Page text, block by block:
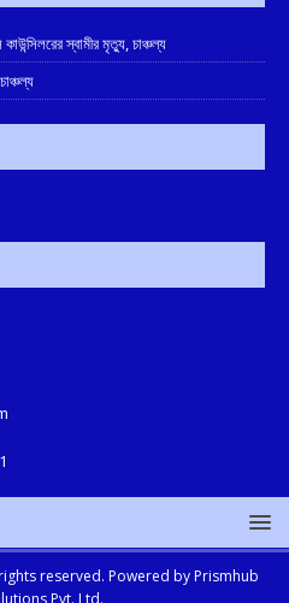
স্বামীর মৃত্যু, চাঞ্চল্য
reserved. Powered by Prismhub